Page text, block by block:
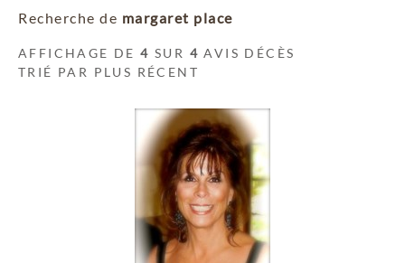
Recherche de margaret place
AFFICHAGE DE4 SUR 4 AVIS DÉCÈS
TRIÉ PAR PLUS RÉCENT